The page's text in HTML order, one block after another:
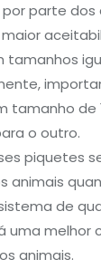
parte dos
tamanhos
tamanho de
o outro.
piquetes
animais
de
uma melhor
animais.